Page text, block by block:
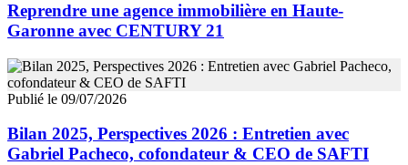
Reprendre une agence immobilière en Haute-
Garonne avec CENTURY 21
Publié le 09/07/2026
Bilan 2025, Perspectives 2026 : Entretien avec
Gabriel Pacheco, cofondateur & CEO de SAFTI